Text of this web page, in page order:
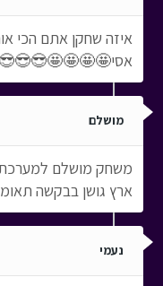
איזה שחקן אתם הכי
מושלם
משחק מושלם למערכת
ארץ גושן בבקשה
נעמי